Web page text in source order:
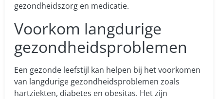
gezondheidszorg en medicatie.
Voorkom langdurige
gezondheidsproblemen
Een gezonde leefstijl kan helpen bij het voorkomen
van langdurige gezondheidsproblemen zoals
hartziekten, diabetes en obesitas. Het zijn